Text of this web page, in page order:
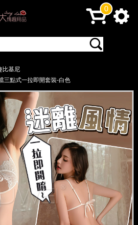
比基尼
三點式一拉即開套裝-白色
0